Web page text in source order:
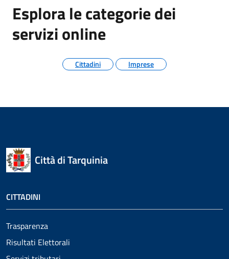
Esplora le categorie dei
servizi online
Cittadini Imprese
Città di Tarquinia
CITTADINI
Trasparenza
Risultati Elettorali